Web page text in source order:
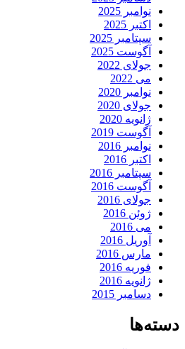
نوامبر 2025
اکتبر 2025
سپتامبر 2025
آگوست 2025
جولای 2022
می 2022
نوامبر 2020
جولای 2020
ژانویه 2020
آگوست 2019
نوامبر 2016
اکتبر 2016
سپتامبر 2016
آگوست 2016
جولای 2016
ژوئن 2016
می 2016
آوریل 2016
مارس 2016
فوریه 2016
ژانویه 2016
دسامبر 2015
دسته‌ها